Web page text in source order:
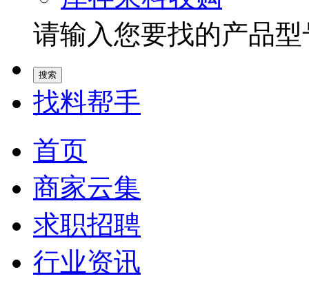
请输入您要找的产品型
找料帮手
首页
商家云集
求职招聘
行业资讯